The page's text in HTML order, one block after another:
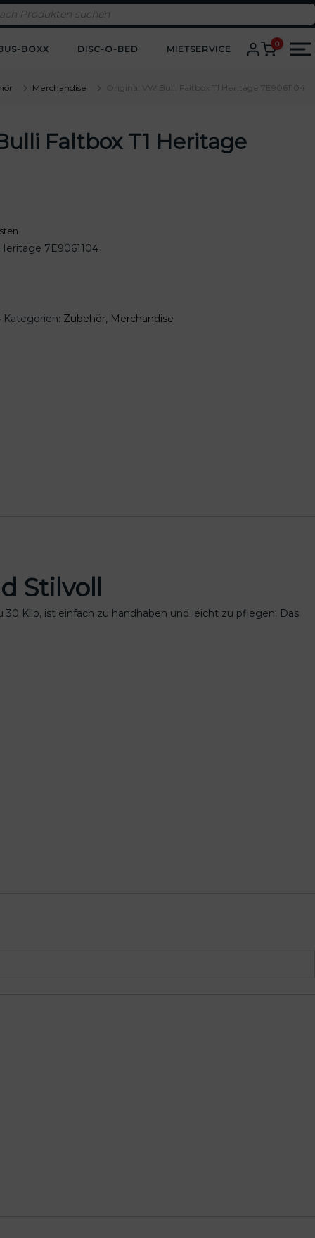
BOXX DISC-O-BED MIETSERVICE 0
Merchandise Original VW Bulli Faltbox T1 Heritage 7E9061104
Faltbox T1 Heritage
7E9061104
Kategorien: Zubehör, Merchandise
Stilvoll
Kilo, ist einfach zu handhaben und leicht zu pflegen. Das